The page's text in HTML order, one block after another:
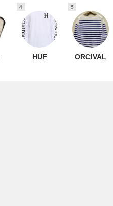
4
HUF
5
ORCIVAL